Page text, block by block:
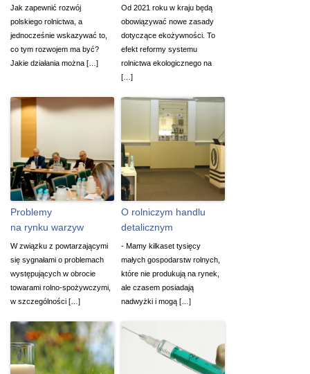
Jak zapewnić rozwój
polskiego rolnictwa, a
jednocześnie wskazywać to,
co tym rozwojem ma być?
Jakie działania można […]
Od 2021 roku w kraju będą
obowiązywać nowe zasady
dotyczące ekożywności. To
efekt reformy systemu
rolnictwa ekologicznego na
[…]
Problemy
na rynku warzyw
W związku z powtarzającymi
się sygnałami o problemach
występujących w obrocie
towarami rolno-spożywczymi,
w szczególności […]
O rolniczym handlu
detalicznym
- Mamy kilkaset tysięcy
małych gospodarstw rolnych,
które nie produkują na rynek,
ale czasem posiadają
nadwyżki i mogą […]